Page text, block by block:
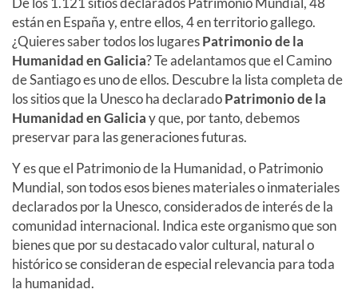
están en España y, entre ellos, 4 en territorio gallego.
¿Quieres saber todos los lugaresPatrimonio de la
Humanidad en Galicia? Te adelantamos que el Camino
de Santiago es uno de ellos. Descubre la lista completa de
los sitios que la Unesco ha declaradoPatrimonio de la
Humanidad en Galiciay que, por tanto, debemos
preservar para las generaciones futuras.
Y es que el Patrimonio de la Humanidad, o Patrimonio
Mundial, son todos esos bienes materiales o inmateriales
declarados por la Unesco, considerados de interés de la
comunidad internacional. Indica este organismo que son
bienes que por su destacado valor cultural, natural o
histórico se consideran de especial relevancia para toda
la humanidad.